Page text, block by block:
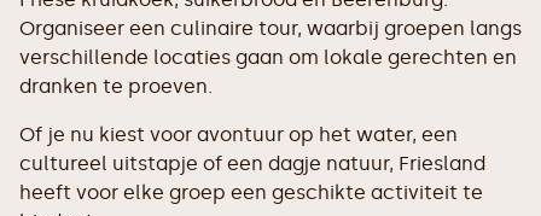
Organiseer een culinaire tour, waarbij groepen langs
verschillende locaties gaan om lokale gerechten en
dranken te proeven.
Of je nu kiest voor avontuur op het water, een
cultureel uitstapje of een dagje natuur, Friesland
heeft voor elke groep een geschikte activiteit te